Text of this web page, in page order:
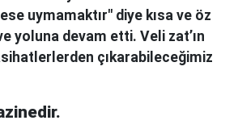
uymamaktır" diye kısa ve öz
yoluna devam etti. Veli zat’ın
çıkarabileceğimiz